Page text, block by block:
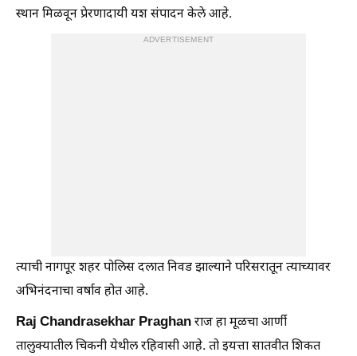
स्थान मिळवून प्रेरणादायी यश संपादन केले आहे.
ADVERTISEMENT
त्याची नागपूर शहर पोलिस दलात निवड झाल्याने परिसरातून त्याच्यावर
अभिनंदनाचा वर्षाव होत आहे.
Raj Chandrasekhar Praghanराज हा मूळचा आर्णी
तालुक्यातील चिकनी येथील रहिवासी आहे. तो इयत्ता सातवीत शिकत